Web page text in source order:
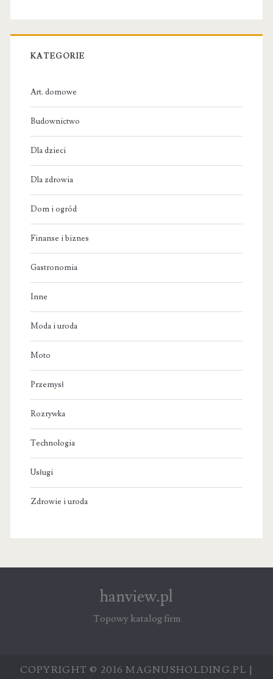
KATEGORIE
Art. domowe
Budownictwo
Dla dzieci
Dla zdrowia
Dom i ogród
Finanse i biznes
Gastronomia
Inne
Moda i uroda
Moto
Przemysł
Rozrywka
Technologia
Usługi
Zdrowie i uroda
hanview.pl
Topowy katalog firm
COPYRIGHT © 2016 MAGNUSHOLDING.PL |